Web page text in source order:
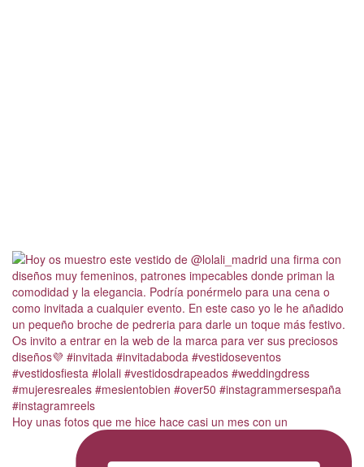
Hoy unas fotos que me hice hace casi un mes con un